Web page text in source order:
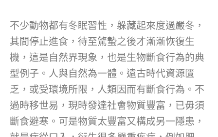
不少動物都有冬眠習性，躲藏起來度過嚴冬，
其間停止進食，待至驚蟄之後才漸漸恢復生
機，這是自然界現象，也是生物斷食行為的典
型例子。人與自然為一體。遠古時代資源匱
乏，或受環境所限，人類因而有斷食行為。不
過時移世易，現時發達社會物質豐富，已毋須
斷食避寒。可是物質太豐富又構成另一隱患，